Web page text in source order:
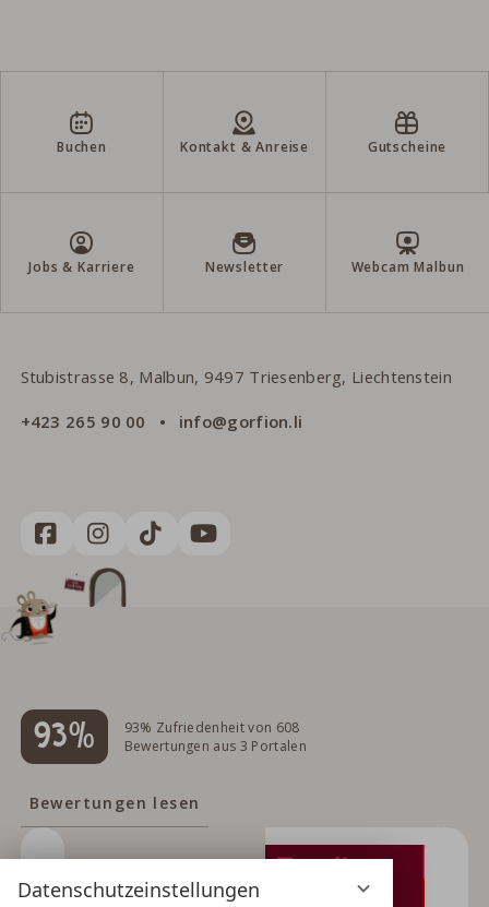
Datenschutzeinstellungen
Buchen Kontakt & Anreise Gutscheine
Jobs & Karriere Newsletter Webcam Malbun
Stubistrasse 8, Malbun, 9497 Triesenberg, Liechtenstein
+423 265 90 00 info@gorfion.li
93%
93% Zufriedenheit von 608
Bewertungen aus 3 Portalen
Bewertungen lesen